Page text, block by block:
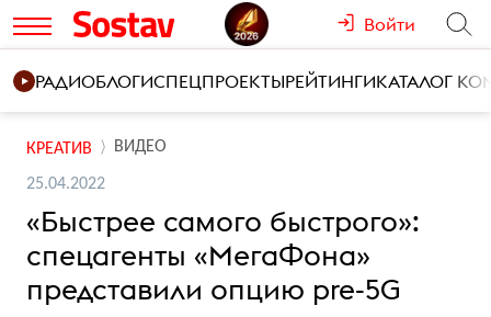
Войти
РАДИОБЛОГИСПЕЦПРОЕКТЫРЕЙТИНГИКАТАЛОГ
КРЕАТИВ ВИДЕО
25.04.2022
«Быстрее самого быстрого»:
спецагенты «МегаФона»
представили опцию pre-5G